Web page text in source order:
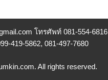
โทรศัพท์ 081-554-6816
419-5862, 081-497-7680
All rights reserved.